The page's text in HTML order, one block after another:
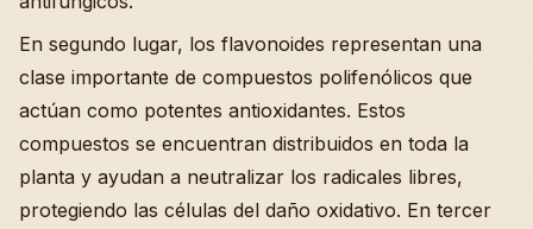
En segundo lugar, los flavonoides representan una
clase importante de compuestos polifenólicos que
actúan como potentes antioxidantes. Estos
compuestos se encuentran distribuidos en toda la
planta y ayudan a neutralizar los radicales libres,
protegiendo las células del daño oxidativo. En tercer